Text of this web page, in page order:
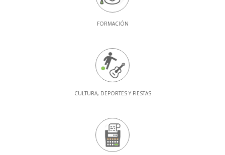
FORMACIÓN
CULTURA, DEPORTES Y FIESTAS